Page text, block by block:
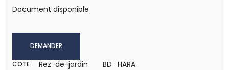
Document disponible
DEMANDER
COTE Rez-de-jardin BD HARA